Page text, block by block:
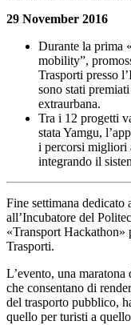
29 November 2016
Durante la prima
mobility”,
Trasporti presso
sono stati
extraurbana.
Tra i 12 progetti
stata Yamgu,
i percorsi migliori
integrando il
Fine settimana
all’Incubatore del
«Transport Hackathon»
Trasporti.
L’evento, una
che consentano di
del trasporto pubblico,
quello per turisti a